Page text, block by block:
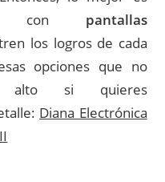
con pantallas
los logros de cada
opciones que no
alto si quieres
Diana Electrónica